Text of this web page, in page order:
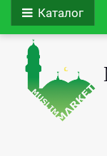
Каталог